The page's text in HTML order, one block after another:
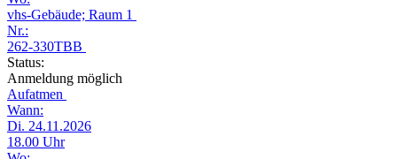
vhs-Gebäude; Raum 1
Nr.:
262-330TBB
Status:
Anmeldung möglich
Aufatmen
Wann:
Di. 24.11.2026
18.00 Uhr